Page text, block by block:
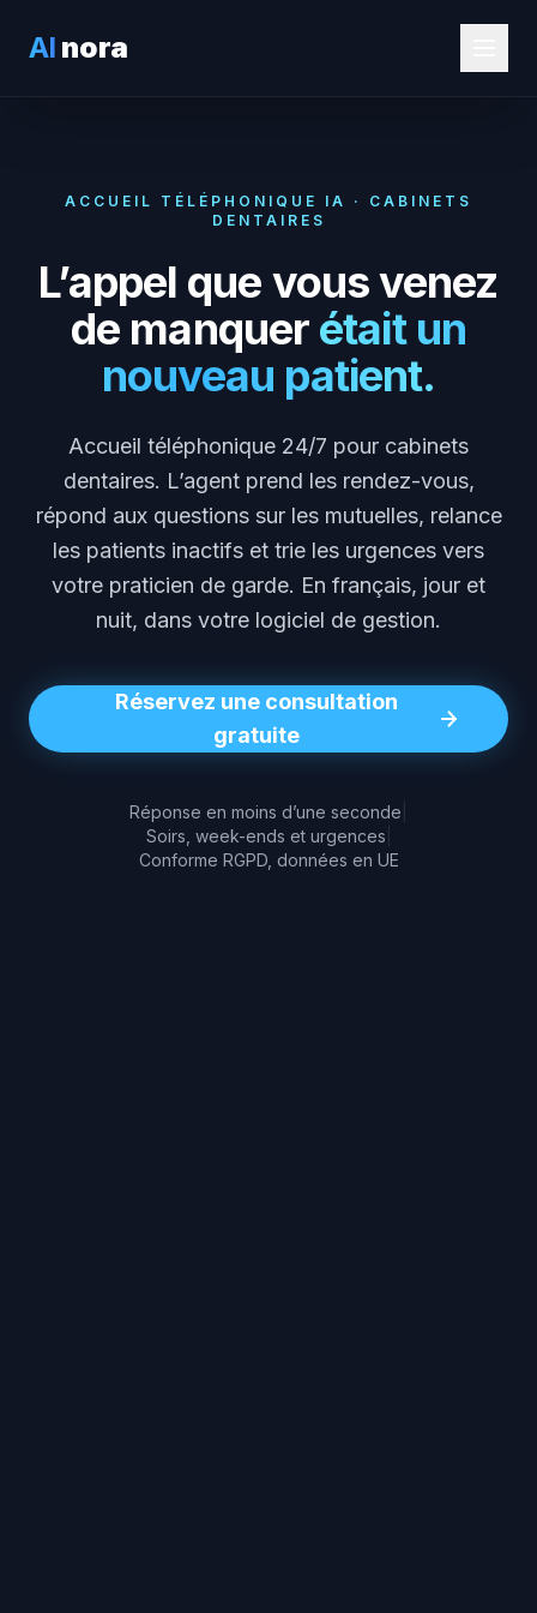
AI nora
ACCUEIL TÉLÉPHONIQUE IA · CABINETS
DENTAIRES
L’appel que vous venez
de manquer était un
nouveau patient.
Accueil téléphonique 24/7 pour cabinets
dentaires. L’agent prend les rendez-vous,
répond aux questions sur les mutuelles, relance
les patients inactifs et trie les urgences vers
votre praticien de garde. En français, jour et
nuit, dans votre logiciel de gestion.
Réservez une consultation
gratuite
Réponse en moins d’une seconde
Soirs, week-ends et urgences
Conforme RGPD, données en UE